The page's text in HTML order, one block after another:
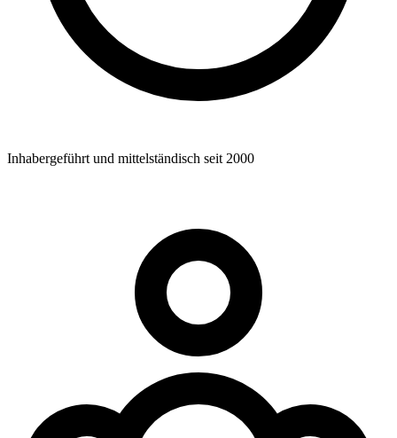
Inhabergeführt und mittelständisch seit 2000